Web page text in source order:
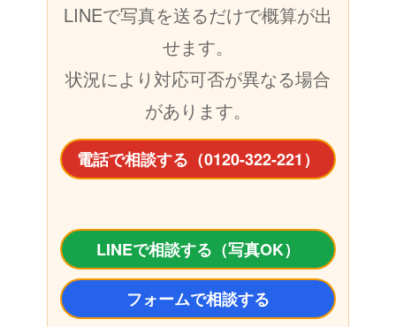
LINEで写真を送るだけで概算が出
せます。
状況により対応可否が異なる場合
があります。
電話で相談する（0120-322-221）
LINEで相談する（写真OK）
フォームで相談する